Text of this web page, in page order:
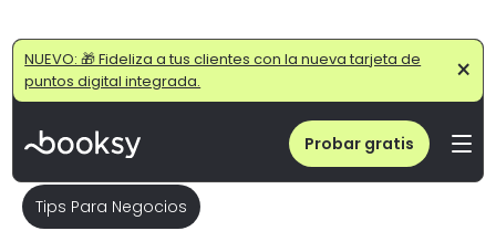
NUEVO: 🎁 Fideliza a tus clientes con la nueva tarjeta de
puntos digital integrada.
×
Probar gratis
Home/Blog/ Frases para Spa y Masajes que Conquistan e Inspiran a tus Clientes
Tips Para Negocios